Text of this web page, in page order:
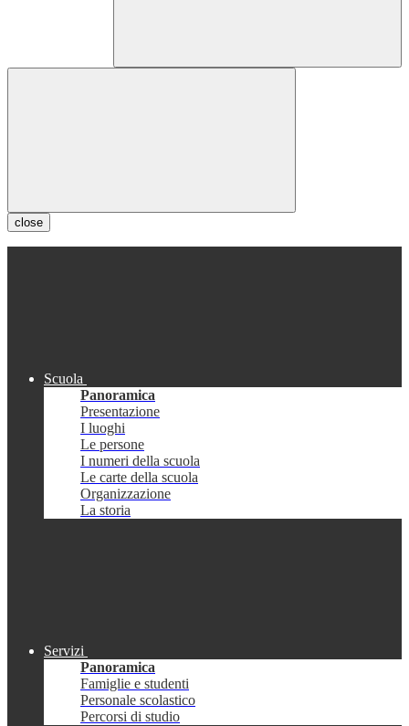
close
Scuola
Panoramica
Presentazione
I luoghi
Le persone
I numeri della scuola
Le carte della scuola
Organizzazione
La storia
Servizi
Panoramica
Famiglie e studenti
Personale scolastico
Percorsi di studio